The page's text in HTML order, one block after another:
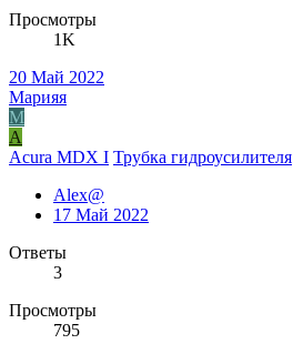
Просмотры
1K
20 Май 2022
Марияя
М
A
Acura MDX I Трубка гидроусилителя
Alex@
17 Май 2022
Ответы
3
Просмотры
795